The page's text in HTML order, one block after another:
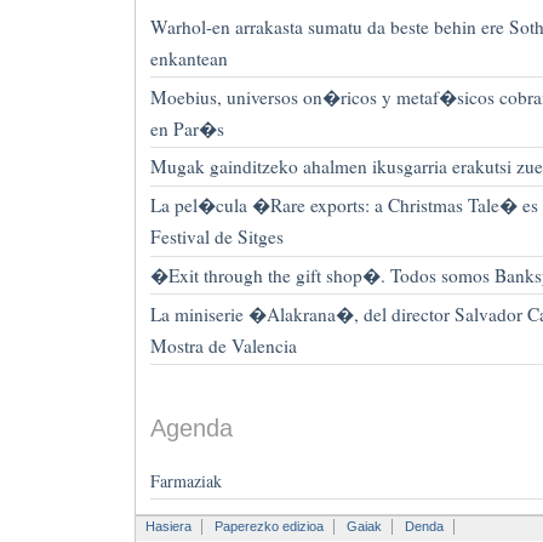
Warhol-en arrakasta sumatu da beste behin ere
enkantean
Moebius, universos on�ricos y metaf�sicos
en Par�s
Mugak gainditzeko ahalmen ikusgarria erakutsi
La pel�cula �Rare exports: a Christmas Tale� es
Festival de Sitges
�Exit through the gift shop�. Todos somos
La miniserie �Alakrana�, del director Salvador
Mostra de Valencia
Agenda
Farmaziak
Hasiera Paperezko edizioa Gaiak
Denda